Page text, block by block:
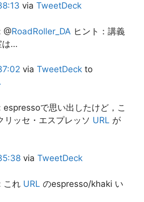
via TweetDeck
@RoadRoller_DA ヒント：講義
は…
via TweetDeck to
espressoで思い出したけど，こ
リッセ・エスプレッソ URL が
via TweetDeck
これ URL のespresso/khaki い